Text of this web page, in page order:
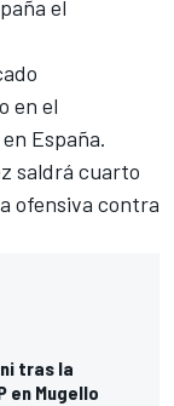
el
en el
España.
saldrá cuarto
ofensiva contra
tras la
en Mugello